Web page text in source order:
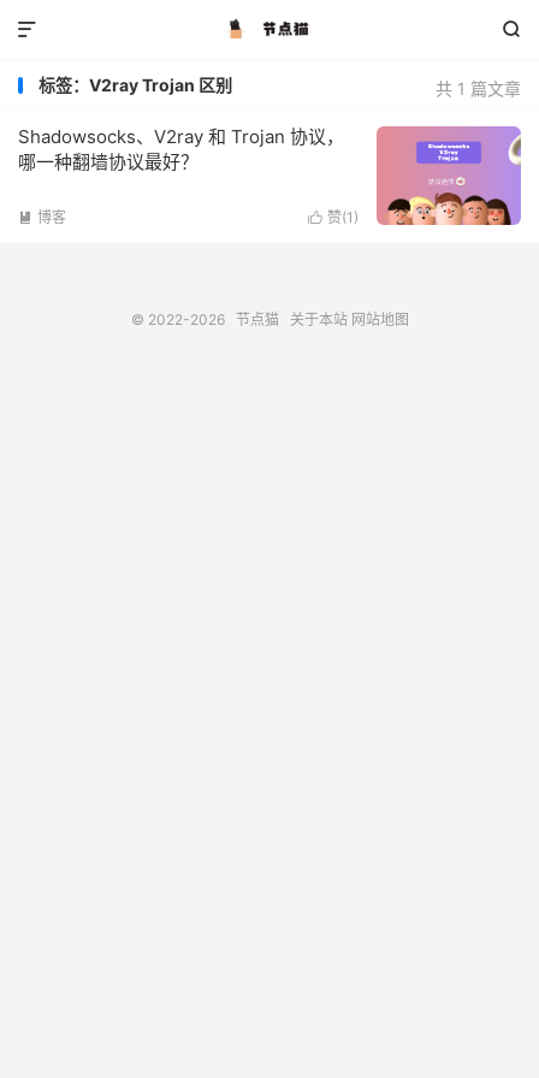


共 1 篇文章
标签：V2ray Trojan 区别
Shadowsocks、V2ray 和 Trojan 协议，
哪一种翻墙协议最好？
 赞(1 )
 博客
© 2022-2026 节点猫 关于本站 网站地图